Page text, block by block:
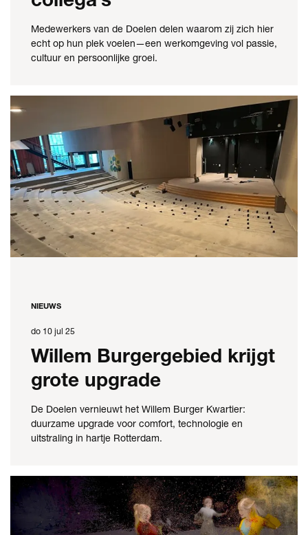
Medewerkers van de Doelen delen waarom zij zich hier
echt op hun plek voelen—een werkomgeving vol passie,
cultuur en persoonlijke groei.
do 10 jul 25
Willem Burgergebied krijgt
grote upgrade
De Doelen vernieuwt het Willem Burger Kwartier:
duurzame upgrade voor comfort, technologie en
uitstraling in hartje Rotterdam.
NIEUWS